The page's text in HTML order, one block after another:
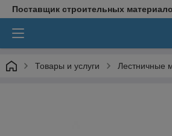
Поставщик строительных
Товары и услуги Лестничные